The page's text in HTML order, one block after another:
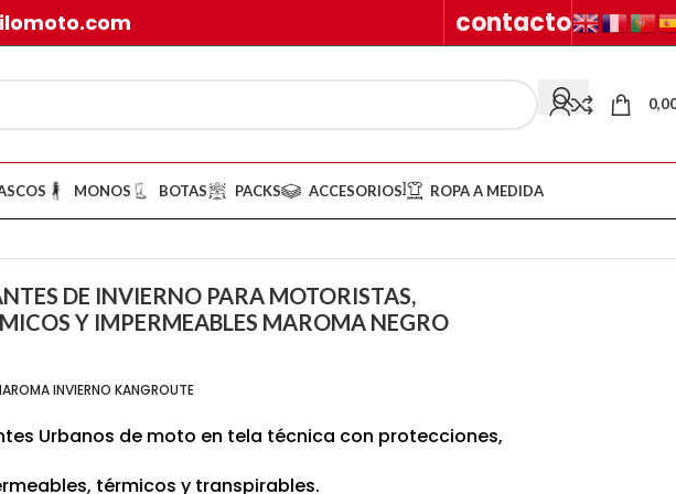
contacto
MONOS BOTAS PACKS ACCESORIOS ROPA A MEDIDA
DE INVIERNO PARA MOTORISTAS,
Y IMPERMEABLES MAROMA NEGRO
INVIERNO KANGROUTE
Urbanos de moto en tela técnica con protecciones,
térmicos y transpirables.